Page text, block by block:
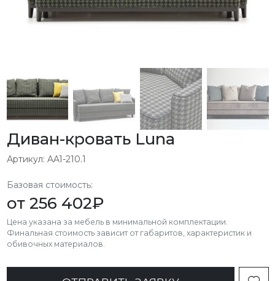
Диван-кровать Luna
Артикул: AA1-210.1
Базовая стоимость:
от 256 402₽
Цена указана за мебель в минимальной комплектации.
Финальная стоимость зависит от габаритов, характеристик и
обивочных материалов.